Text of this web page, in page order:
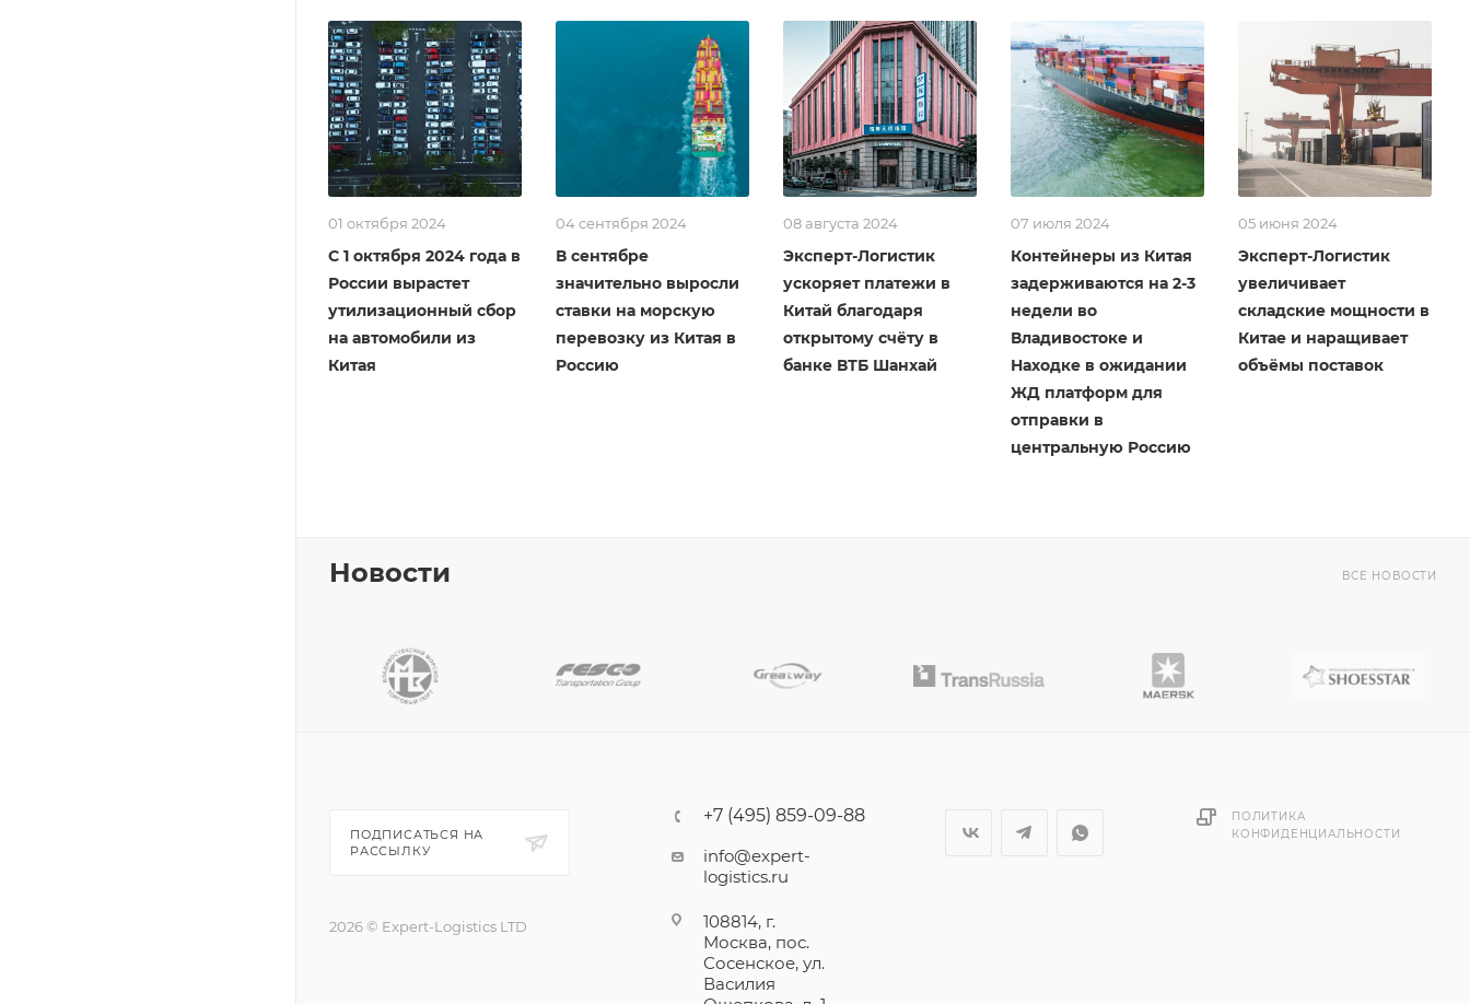
01 октября 2024
С 1 октября 2024 года в
России вырастет
утилизационный сбор
на автомобили из
Китая
04 сентября 2024
В сентябре
значительно выросли
ставки на морскую
перевозку из Китая в
Россию
08 августа 2024
Эксперт-Логистик
ускоряет платежи в
Китай благодаря
открытому счёту в
банке ВТБ Шанхай
07 июля 2024
Контейнеры из Китая
задерживаются на 2-3
недели во
Владивостоке и
Находке в ожидании
ЖД платформ для
отправки в
центральную Россию
05 июня 2024
Эксперт-Логистик
увеличивает
складские мощности в
Китае и наращивает
объёмы поставок
Новости ВСЕ НОВОСТИ
ПОДПИСАТЬСЯ НА
РАССЫЛКУ
2026 © Expert-Logistics LTD
+7 (495) 859-09-88
info@expert-
logistics.ru
108814, г.
Москва, пос.
Сосенское, ул.
Василия
ПОЛИТИКА
КОНФИДЕНЦИАЛЬНОСТИ